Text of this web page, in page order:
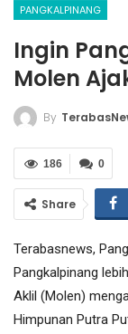
PANGKALPINANG
Ingin
Molen
By
0
186
Share
Terabasnews,
Pangkalpinang
Aklil (Molen)
Himpunan Putra